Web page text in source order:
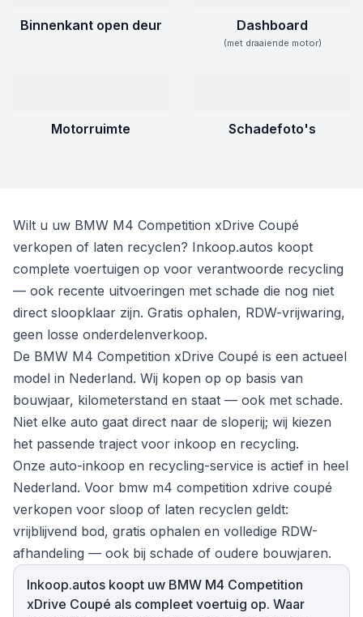
Binnenkant open deur Dashboard
(met draaiende motor)
Motorruimte Schadefoto's
Wilt u uw BMW M4 Competition xDrive Coupé
verkopen of laten recyclen? Inkoop.autos koopt
complete voertuigen op voor verantwoorde recycling
— ook recente uitvoeringen met schade die nog niet
direct sloopklaar zijn. Gratis ophalen, RDW-vrijwaring,
geen losse onderdelenverkoop.
De BMW M4 Competition xDrive Coupé is een actueel
model in Nederland. Wij kopen op op basis van
bouwjaar, kilometerstand en staat — ook met schade.
Niet elke auto gaat direct naar de sloperij; wij kiezen
het passende traject voor inkoop en recycling.
Onze auto-inkoop en recycling-service is actief in heel
Nederland. Voor bmw m4 competition xdrive coupé
verkopen voor sloop of laten recyclen geldt:
vrijblijvend bod, gratis ophalen en volledige RDW-
afhandeling — ook bij schade of oudere bouwjaren.
Inkoop.autos koopt uw BMW M4 Competition
xDrive Coupé als compleet voertuig op. Waar